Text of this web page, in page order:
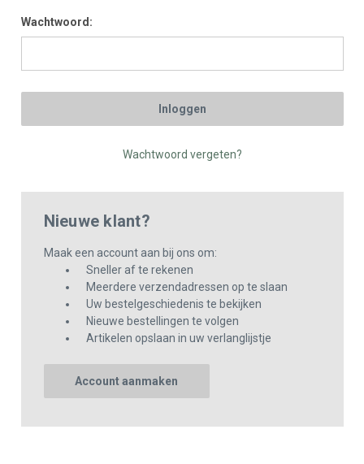
Wachtwoord:
Wachtwoord vergeten?
Nieuwe klant?
Maak een account aan bij ons om:
Sneller af te rekenen
Meerdere verzendadressen op te slaan
Uw bestelgeschiedenis te bekijken
Nieuwe bestellingen te volgen
Artikelen opslaan in uw verlanglijstje
Account aanmaken